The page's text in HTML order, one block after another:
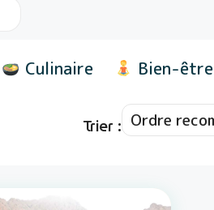
Culinaire Bien-être
Trier :